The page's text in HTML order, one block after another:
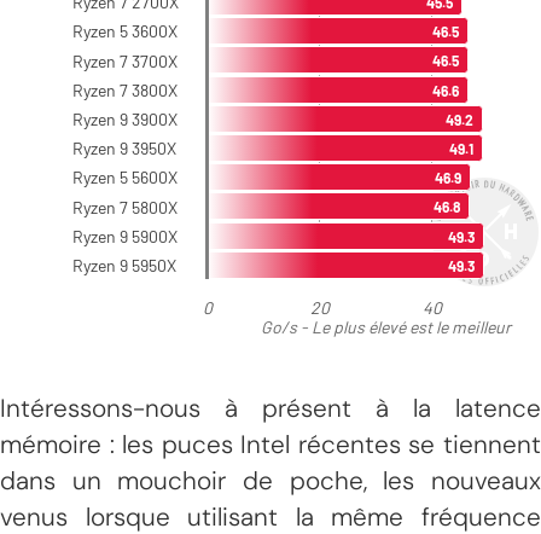
Intéressons-nous à présent à la latence
mémoire : les puces Intel récentes se tiennent
dans un mouchoir de poche, les nouveaux
venus lorsque utilisant la même fréquence